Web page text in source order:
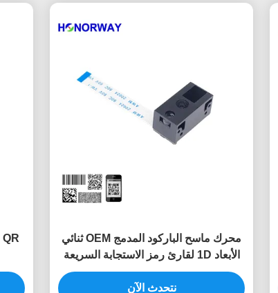
محرك ماسح الباركود المدمج OEM ثنائي
الأبعاد 1D لقارئ رمز الاستجابة السريعة
بدقة 0.3 ميجابكسل
نتحدث الآن